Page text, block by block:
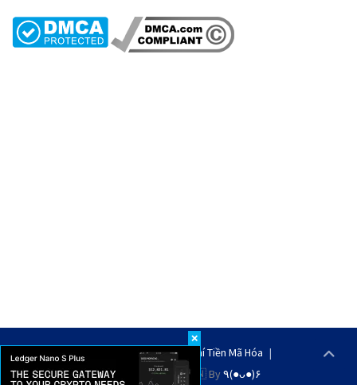
Copyright © 2026Tạp Chí Tiền Mã Hóa
Created With 💖 In 🇻🇳 By
٩(●ᴗ●)۶
❌